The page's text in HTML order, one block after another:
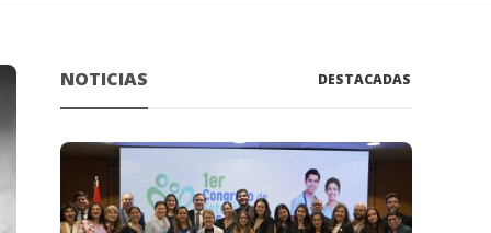
NOTICIAS DESTACADAS